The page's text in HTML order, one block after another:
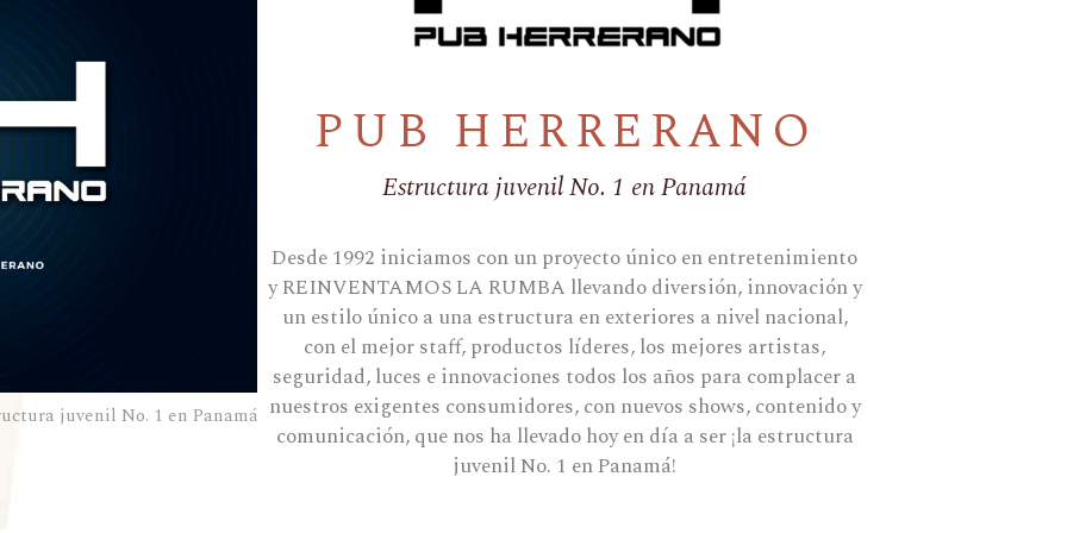
PUB HERRERANO
Estructura juvenil No. 1 en Panamá
Desde 1992 iniciamos con un proyecto único en entretenimiento
y REINVENTAMOS LA RUMBA llevando diversión, innovación y
un estilo único a una estructura en exteriores a nivel nacional,
con el mejor staff, productos líderes, los mejores artistas,
seguridad, luces e innovaciones todos los años para complacer a
nuestros exigentes consumidores, con nuevos shows, contenido y
comunicación, que nos ha llevado hoy en día a ser ¡la estructura
juvenil No. 1 en Panamá!
juvenil No. 1 en Panamá